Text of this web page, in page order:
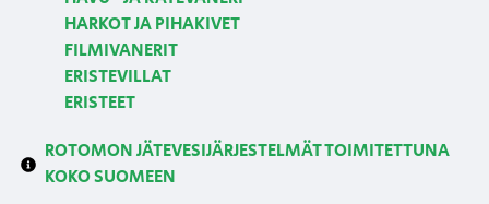
HARKOT JA PIHAKIVET
FILMIVANERIT
ERISTEVILLAT
ERISTEET
ROTOMON JÄTEVESIJÄRJESTELMÄT TOIMITETTUNA
KOKO SUOMEEN